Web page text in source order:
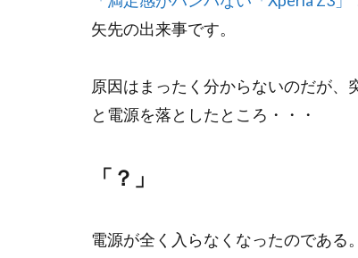
矢先の出来事です。
原因はまったく分からないのだが、
と電源を落としたところ・・・
「？」
電源が全く入らなくなったのである